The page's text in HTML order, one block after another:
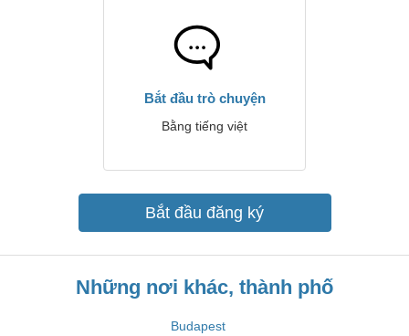
Bắt đầu trò chuyện
Bằng tiếng việt
Bắt đầu đăng ký
Những nơi khác, thành phố
Budapest